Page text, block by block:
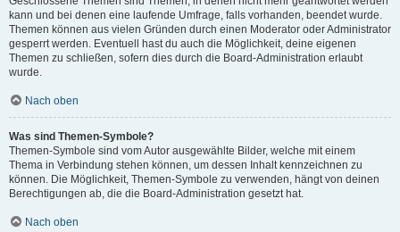
kann und bei denen eine laufende Umfrage, falls vorhanden, beendet wurde.
Themen können aus vielen Gründen durch einen Moderator oder Administrator
gesperrt werden. Eventuell hast du auch die Möglichkeit, deine eigenen
Themen zu schließen, sofern dies durch die Board-Administration erlaubt
wurde.
Nach oben
Was sind Themen-Symbole?
Themen-Symbole sind vom Autor ausgewählte Bilder, welche mit einem
Thema in Verbindung stehen können, um dessen Inhalt kennzeichnen zu
können. Die Möglichkeit, Themen-Symbole zu verwenden, hängt von deinen
Berechtigungen ab, die die Board-Administration gesetzt hat.
Nach oben